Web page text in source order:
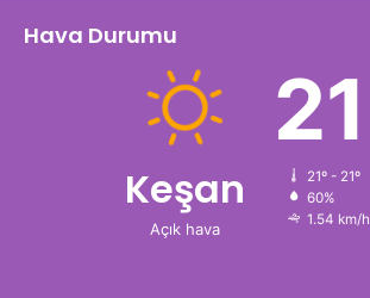
Hava Durumu
Keşan
Açık hava
21
21º - 21º
60%
1.54 km/h